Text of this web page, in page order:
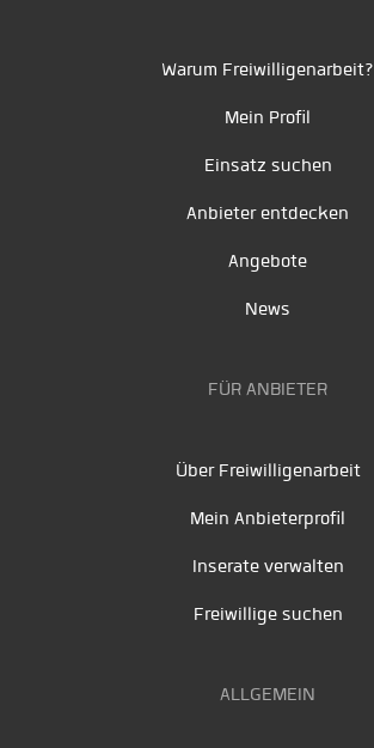
Warum Freiwilligenarbeit?
Mein Profil
Einsatz suchen
Anbieter entdecken
Angebote
News
FÜR ANBIETER
Über Freiwilligenarbeit
Mein Anbieterprofil
Inserate verwalten
Freiwillige suchen
ALLGEMEIN